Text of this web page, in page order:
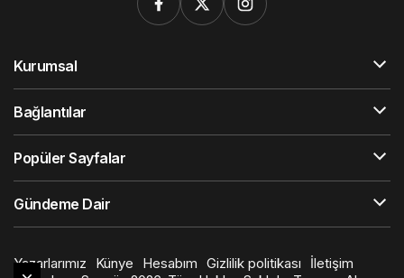
Kurumsal
Bağlantılar
Popüler Sayfalar
Gündeme Dair
Yazarlarımız Künye Hesabım Gizlilik politikası
İletişim